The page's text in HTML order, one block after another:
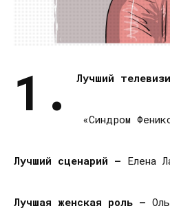
1. Лучший
«Синдром
Лучший сценарий — Елена
Лучшая женская роль —